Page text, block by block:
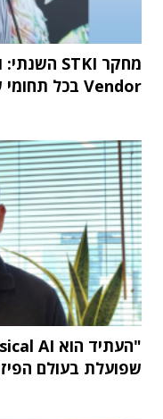
Vendor בכל תחומי שוק ה-IT
שפועלת בעולם